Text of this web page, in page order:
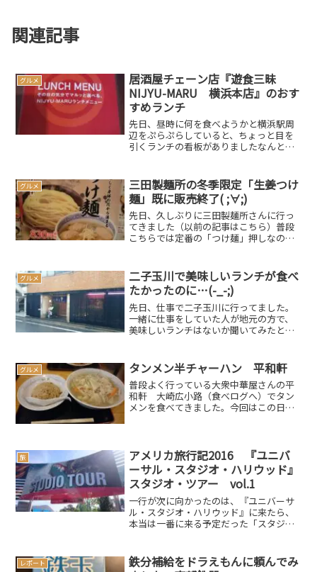
関連記事
グルメ
居酒屋チェーン店『遊食三昧
NIJYU-MARU 横浜本店』のおす
すめランチ
先日、昼時に何を食べようかと横浜駅周
辺をぷらぷらしていると、ちょっと目を
引くランチの看板がありましたなんとそ
ランチ＝居酒屋チェーン店とは結びつか
なかったオイラ...
グルメ
三田製麺所の冬季限定「生姜つけ
麺」既に販売終了( ;∀;)
先日、久しぶりに三田製麺所さんに行っ
てきました（以前の記事はこちら）普段
こちらでは定番の「つけ麺」押しなので
には、「生姜つけ麺」の文字が…。急に
目に入って来たのと寒かっ...
グルメ
二子玉川で美味しいランチが食べ
たかったのに…(-_-;)
先日、仕事で二子玉川に行ってました。
一緒に仕事をしていた人が地元の方で、
美味しいランチはないか聞いてみたとこ
事に…。こちらのお店のランチは限定２
０食という事なので、か...
グルメ タンメン半チャーハン 平和軒
普段よく行っている大衆中華屋さんの平
和軒 大崎広小路（食べログへ）でタン
メンを食べてきました。今回はこの日の
た。味の方は前回も紹介した...
旅
アメリカ旅行記2016 『ユニバ
ーサル・スタジオ・ハリウッド』
スタジオ・ツアー vol.1
一行が次に向かったのは、『ユニバーサ
ル・スタジオ・ハリウッド』に来たら、
本当は一番に来る予定だった「スタジ
して、思いっきり時間を費やしてしまっ
た一行ですが、ここからは巻...
レポート
鉄分補給をドラえもんに頼んでみ